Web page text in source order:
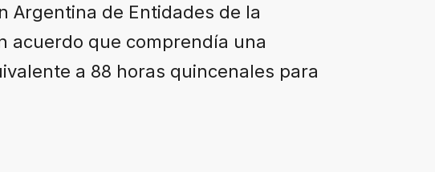
Argentina de Entidades de la
acuerdo que comprendía una
a 88 horas quincenales para